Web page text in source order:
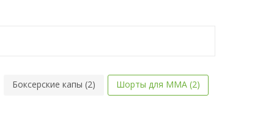
Боксерские капы (2) Шорты для MMA (2)